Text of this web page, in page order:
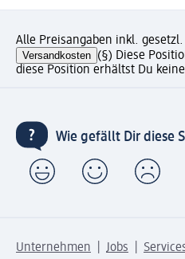
Alle Preisangaben inkl.
Versandkosten (§) Diese
diese Position erhältst Du keine
Wie gefällt Dir diese
Unternehmen Jobs